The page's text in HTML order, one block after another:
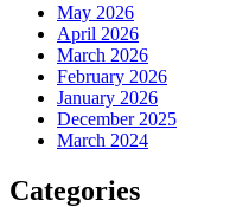
May 2026
April 2026
March 2026
February 2026
January 2026
December 2025
March 2024
Categories